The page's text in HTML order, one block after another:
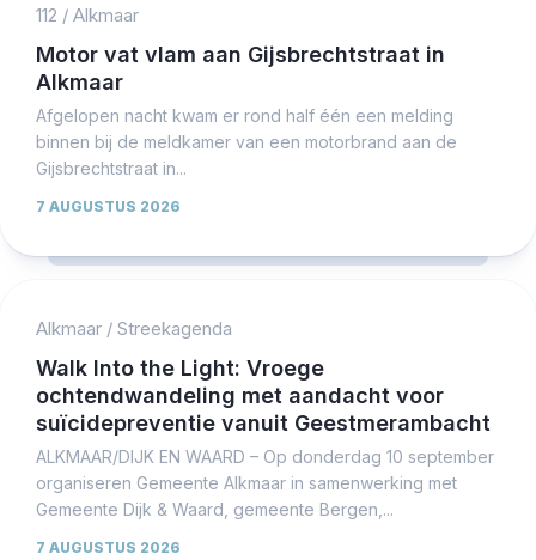
112 / Alkmaar
Motor vat vlam aan Gijsbrechtstraat in
Alkmaar
Afgelopen nacht kwam er rond half één een melding
binnen bij de meldkamer van een motorbrand aan de
Gijsbrechtstraat in...
7 AUGUSTUS 2026
Alkmaar / Streekagenda
Walk Into the Light: Vroege
ochtendwandeling met aandacht voor
suïcidepreventie vanuit Geestmerambacht
ALKMAAR/DIJK EN WAARD – Op donderdag 10 september
organiseren Gemeente Alkmaar in samenwerking met
Gemeente Dijk & Waard, gemeente Bergen,...
7 AUGUSTUS 2026